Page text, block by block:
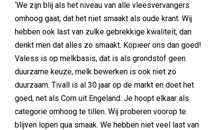
‘We zijn blij als het niveau van alle vleesvervangers
omhoog gaat, dat het niet smaakt als oude krant. Wij
hebben ook last van zulke gebrekkige kwaliteit, dan
denkt men dat alles zo smaakt. Kopieer ons dan goed!
Valess is op melkbasis, dat is als grondstof geen
duurzame keuze, melk bewerken is ook niet zo
duurzaam. Tivall is al 30 jaar op de markt en doet het
goed, net als Corn uit Engeland. Je hoopt elkaar als
categorie omhoog te tillen. Wij proberen voorop te
blijven lopen qua smaak. We hebben niet veel last van